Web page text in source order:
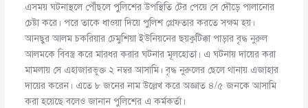
এসময় ঘটনাস্থলে পৌঁছলে পুলিশের উপস্থিতি টের পেয়ে সে দৌড়ে পালানোর
চেষ্টা করে। পরে তাকে ধাওয়া দিয়ে পুলিশ গ্রেফতার করতে সক্ষম হয়।
আনছুর আলম চকরিয়ার ঢেমুশিয়া ইউনিয়নের ছয়কুটিক্কা পাড়ার বৃদ্ধ নুরুল
আলমকে বিবস্ত্র করে মারধর করার ঘটনার মূলহোতা। এ ঘটনায় দায়ের করা
মামলায় সে এহাজারভূক্ত ২ নম্বর আসামি। বৃদ্ধ নুরুলের ছেলে থানায় এজাহার
দায়ের করেন। এতে ৮ জনের নাম উল্লেখ করে অজ্ঞাত ৪/৫ জনকে আসামি
করা হয়েছে বলেও জানান পুলিশের এ কর্মকর্তা।